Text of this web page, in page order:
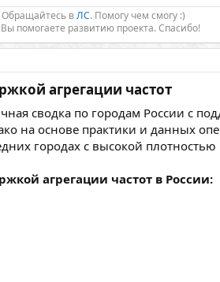
вЛС. Помогу чем смогу :)
Вы помогаете развитию проекта. Спасибо!
агрегации частот​
сводка по городам России с
на основе практики и данных
городах с высокой
агрегации частот в России: